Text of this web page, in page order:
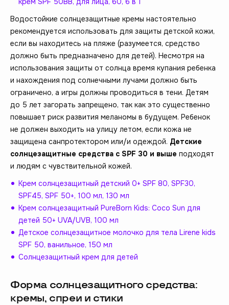
Водостойкие солнцезащитные кремы настоятельно
рекомендуется использовать для защиты детской кожи,
если вы находитесь на пляже (разумеется, средство
должно быть предназначено для детей). Несмотря на
использования защиты от солнца время купания ребенка
и нахождения под солнечными лучами должно быть
ограничено, а игры должны проводиться в тени. Детям
до 5 лет загорать запрещено, так как это существенно
повышает риск развития меланомы в будущем. Ребенок
не должен выходить на улицу летом, если кожа не
защищена санпротектором или/и одеждой. Детские
солнцезащитные средства с SPF 30 и выше подходят
и людям с чувствительной кожей.
Крем солнцезащитный детский 0+ SPF 80, SPF30,
SPF45, SPF 50+, 100 мл, 130 мл
Крем солнцезащитный PureBorn Kids: Coco Sun для
детей 50+ UVA/UVB, 100 мл
Детское солнцезащитное молочко для тела Lirene kids
SPF 50, ванильное, 150 мл
Солнцезащитный крем для детей
Форма солнцезащитного средства:
кремы, спреи и стики